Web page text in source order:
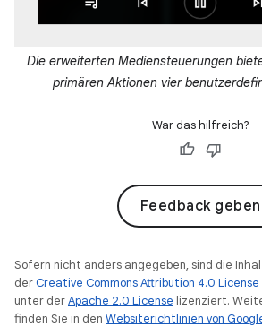
Die erweiterten Mediensteuerungen
primären Aktionen vier
War das hilfreich?
Feedback geben
Sofern nicht anders angegeben, sind die
derCreative Commons Attribution 4.0 License
unter derApache 2.0 License lizenziert.
finden Sie in den Websiterichtlinien von